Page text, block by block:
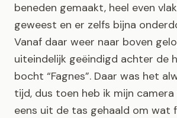
beneden gemaakt, heel even
geweest en er zelfs bijna
Vanaf daar weer naar boven
uiteindelijk geëindigd achter de
bocht “Fagnes”. Daar was het
tijd, dus toen heb ik mijn
eens uit de tas gehaald om wat